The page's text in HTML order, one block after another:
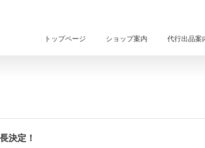
トップページ ショップ案内 代行出品案
決定！